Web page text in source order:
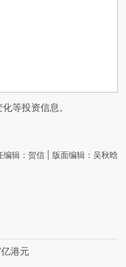
等投资信息。
编辑：贺信 | 版面编辑：吴秋晗
港元